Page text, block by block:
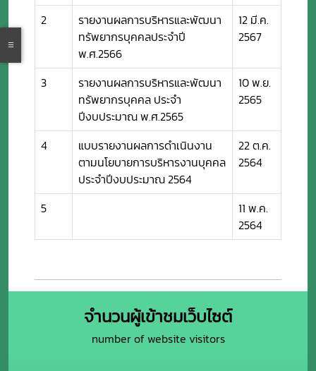
2
รายงานผลการบริหารและพัฒนา
ทรัพยากรบุคคลประจำปี
พ.ศ.2566
12 มี.ค.
2567
3
รายงานผลการบริหารและพัฒนา
ทรัพยากรบุคคล ประจำ
ปีงบประมาณ พ.ศ.2565
10 พ.ย.
2565
4
แบบรายงานผลการดำเนินงาน
ตามนโยบายการบริหารงานบุคคล
ประจำปีงบประมาณ 2564
22 ต.ค.
2564
5
11 พ.ค.
2564
จำนวนผู้เข้าชมเว็บไซต์
number of website visitors